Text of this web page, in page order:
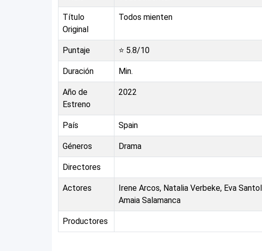
Título
Original
Todos mienten
Puntaje ⭐ 5.8/10
Duración Min.
Año de
Estreno
2022
País Spain
Géneros Drama
Directores
Actores
Irene Arcos, Natalia Verbeke, Eva
Amaia Salamanca
Productores